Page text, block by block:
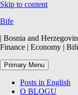
Skip to content
Bife
| Bosnia and
Finance | Economy |
Primary Menu
Posts in English
O BLOGU